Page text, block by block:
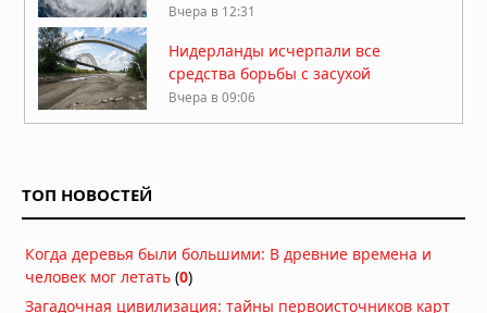
Вчера в 12:31
Нидерланды исчерпали все
средства борьбы с засухой
Вчера в 09:06
извержение заставило власти
объявить оранжевый уровень
опасности
ТОП НОВОСТЕЙ
Когда деревья были большими: В древние времена и
человек мог летать (0)
Загадочная цивилизация: тайны первоисточников карт